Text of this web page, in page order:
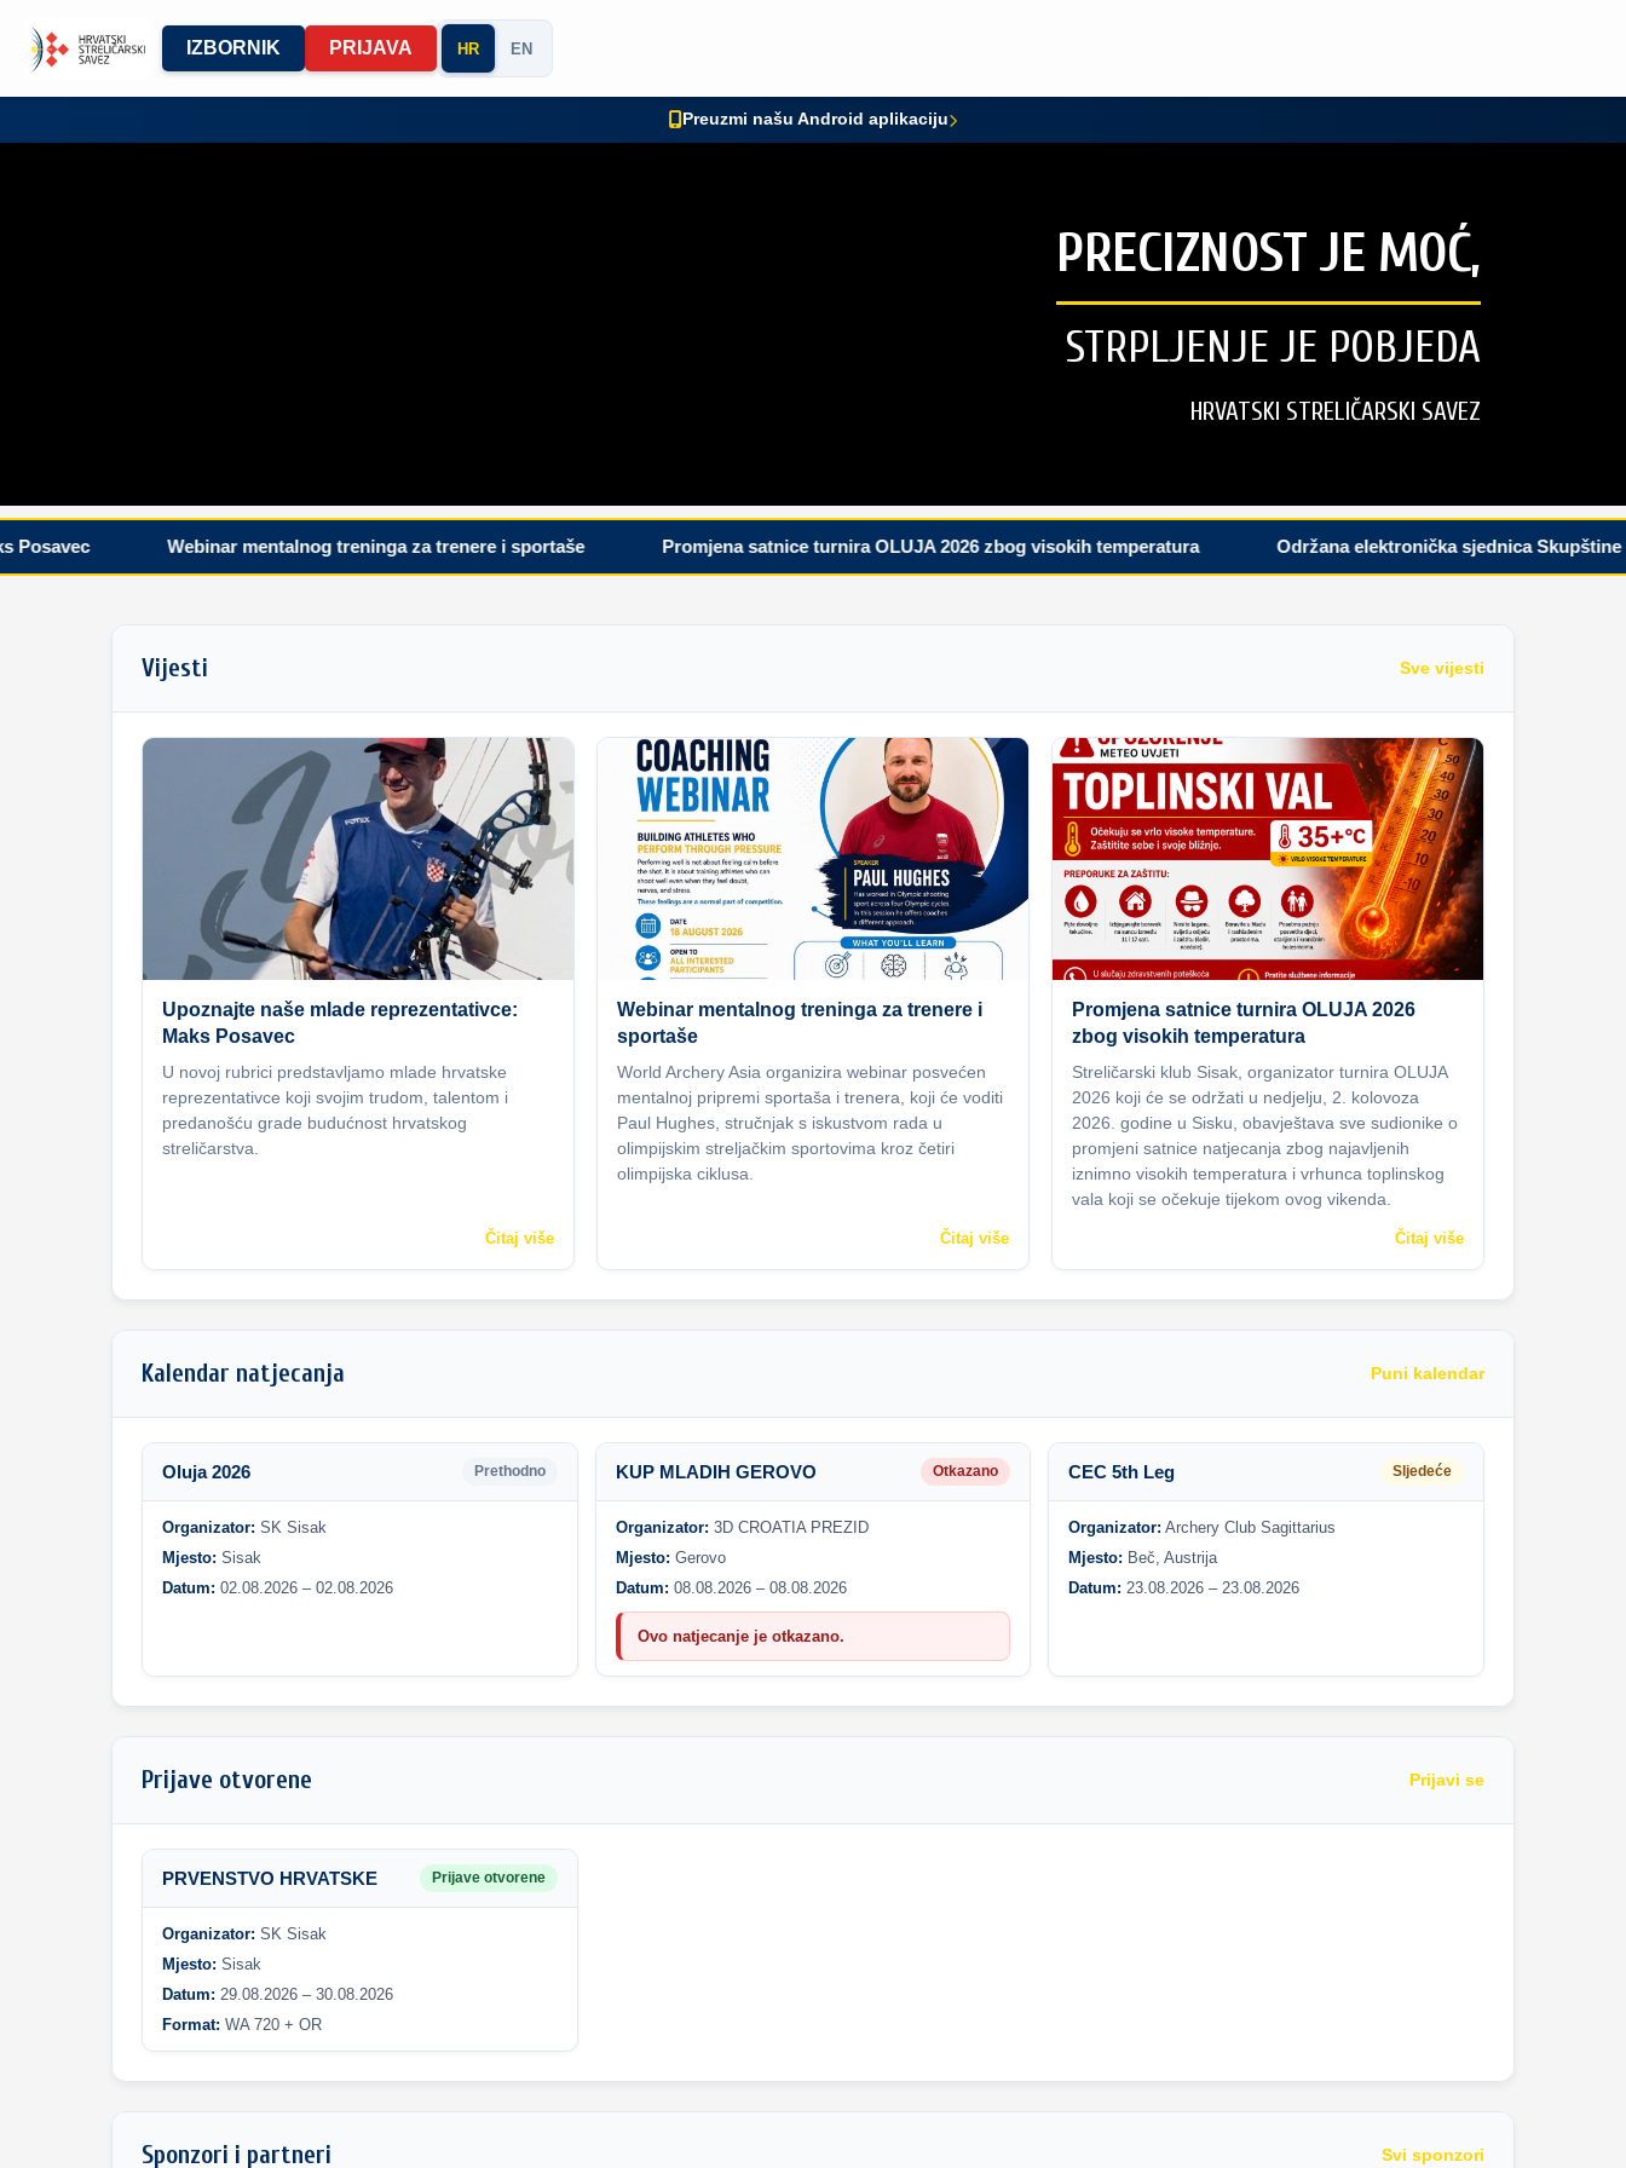
IZBORNIK PRIJAVA HR EN
Preuzmi našu Android aplikaciju
PRECIZNOST JE MOĆ,
STRPLJENJE JE POBJEDA
HRVATSKI STRELIČARSKI SAVEZ
Webinar mentalnog treninga za trenere i sportaše Promjena satnice turnira OLUJA 2026 zbog visokih temperatura Održana elektronička sjednica Skupštine
Vijesti Sve vijesti
Upoznajte naše mlade reprezentativce:
Maks Posavec
U novoj rubrici predstavljamo mlade hrvatske
reprezentativce koji svojim trudom, talentom i
predanošću grade budućnost hrvatskog
streličarstva.
Čitaj više
Webinar mentalnog treninga za trenere i
sportaše
World Archery Asia organizira webinar posvećen
mentalnoj pripremi sportaša i trenera, koji će voditi
Paul Hughes, stručnjak s iskustvom rada u
olimpijskim streljačkim sportovima kroz četiri
olimpijska ciklusa.
Čitaj više
Promjena satnice turnira OLUJA 2026
zbog visokih temperatura
Streličarski klub Sisak, organizator turnira OLUJA
2026 koji će se održati u nedjelju, 2. kolovoza
2026. godine u Sisku, obavještava sve sudionike o
promjeni satnice natjecanja zbog najavljenih
iznimno visokih temperatura i vrhunca toplinskog
vala koji se očekuje tijekom ovog vikenda.
Čitaj više
Kalendar natjecanja Puni kalendar
Oluja 2026 Prethodno
Organizator: SK Sisak
Mjesto: Sisak
Datum: 02.08.2026 – 02.08.2026
KUP MLADIH GEROVO Otkazano
Organizator: 3D CROATIA PREZID
Mjesto: Gerovo
Datum: 08.08.2026 – 08.08.2026
Ovo natjecanje je otkazano.
CEC 5th Leg Sljedeće
Organizator: Archery Club Sagittarius
Mjesto: Beč, Austrija
Datum: 23.08.2026 – 23.08.2026
Prijave otvorene Prijavi se
PRVENSTVO HRVATSKE Prijave otvorene
Organizator: SK Sisak
Mjesto: Sisak
Datum: 29.08.2026 – 30.08.2026
Format: WA 720 + OR
Sponzori i partneri Svi sponzori